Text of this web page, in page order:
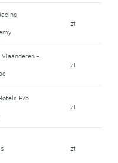
zt
-
zt
P/b
zt
zt